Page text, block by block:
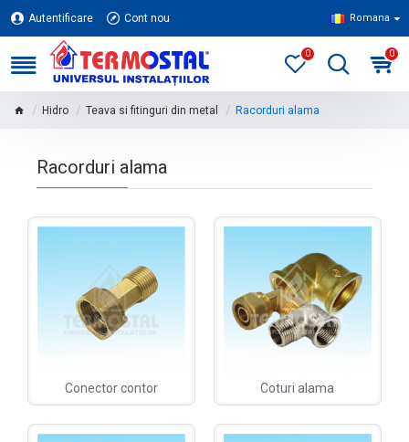
Autentificare Cont nou Romana
0 0
Hidro Teava si fitinguri din metal Racorduri alama
Racorduri alama
Conector contor Coturi alama